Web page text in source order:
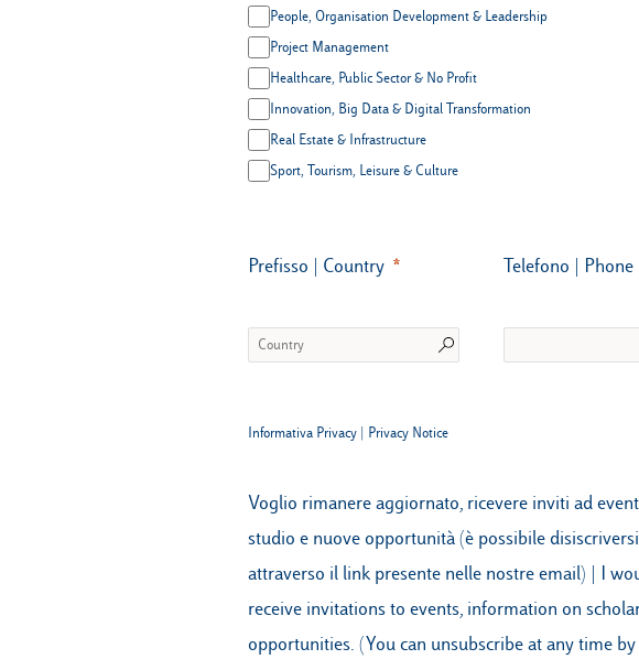
People, Organisation Development & Leadership
Project Management
Healthcare, Public Sector & No Profit
Innovation, Big Data & Digital Transformation
Real Estate & Infrastructure
Sport, Tourism, Leisure & Culture
Prefisso | Country Telefono | Phone
Informativa Privacy| Privacy Notice
Voglio rimanere aggiornato, ricevere inviti ad
studio e nuove opportunità (è possibile
attraverso il link presente nelle nostre email) | I
receive invitations to events, information on
opportunities. (You can unsubscribe at any time